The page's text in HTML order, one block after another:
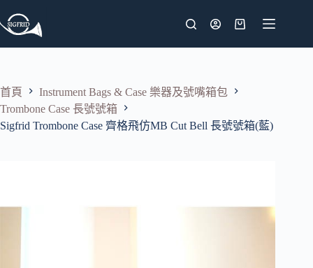
至
容
購
物
首頁
Instrument Bags & Case 樂器及號嘴箱包
Trombone Case 長號號箱
Sigfrid Trombone Case 齊格飛仿MB Cut Bell 長號號箱(藍)